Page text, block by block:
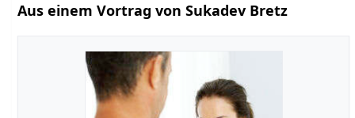
Aus einem Vortrag von Sukadev Bretz